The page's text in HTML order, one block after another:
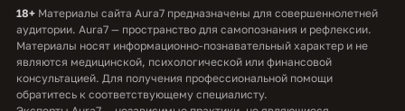
18+ Материалы сайта Aura7 предназначены для совершеннолетней
аудитории. Aura7 — пространство для самопознания и рефлексии.
Материалы носят информационно-познавательный характер и не
являются медицинской, психологической или финансовой
консультацией. Для получения профессиональной помощи
обратитесь к соответствующему специалисту.